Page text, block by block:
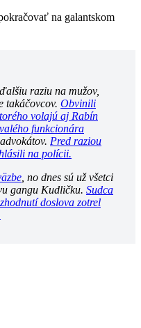
na galantskom
raziu na mužov,
takáčovcov. Obvinili
volajú aj Rabín
funkcionára
Pred raziou
na polícii.
, no dnes sú už všetci
gangu Kudličku. Sudca
doslova zotrel